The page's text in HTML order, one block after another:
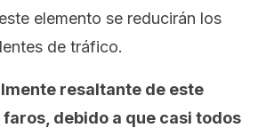
elemento se reducirán los
de tráfico.
resaltante de este
faros, debido a que casi todos